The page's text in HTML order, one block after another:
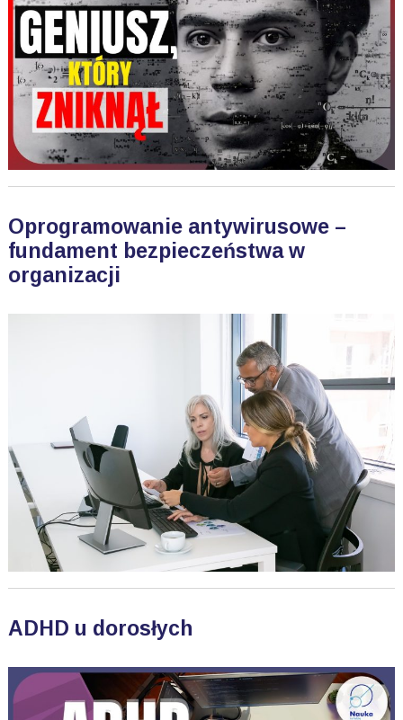
Oprogramowanie antywirusowe –
fundament bezpieczeństwa w
organizacji
ADHD u dorosłych